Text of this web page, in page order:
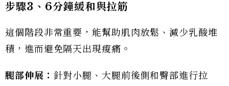
步驟3、6分鐘緩和與拉筋
這個階段非常重要，能幫助肌肉放鬆、減少乳酸堆
積，進而避免隔天出現痠痛。
腿部伸展： 針對小腿、大腿前後側和臀部進行拉